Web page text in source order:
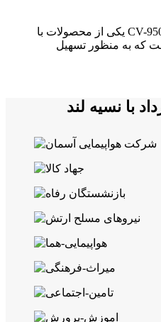
جاروبرقی سطلی هیتاچی مدل CV-950F یکی از محصولات با
که به منظور تسهیل
با نسیه لند